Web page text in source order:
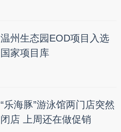
温州生态园EOD项目入选
国家项目库
“乐海豚”游泳馆两门店突然
闭店 上周还在做促销